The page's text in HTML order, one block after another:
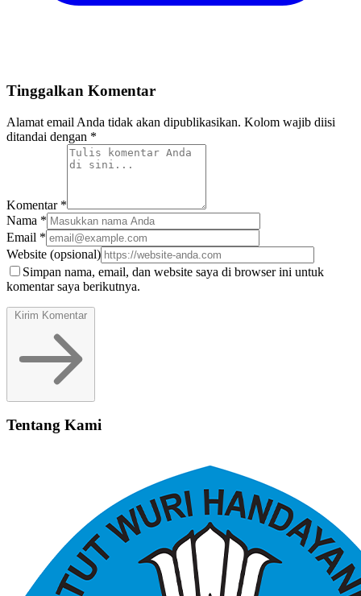
Tinggalkan Komentar
Alamat email Anda tidak akan dipublikasikan. Kolom wajib diisi
ditandai dengan *
Komentar *
Nama *
Email *
Website (opsional)
Simpan nama, email, dan website saya di browser ini untuk
komentar saya berikutnya.
Tentang Kami